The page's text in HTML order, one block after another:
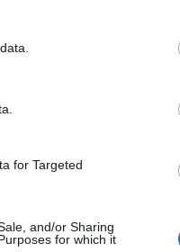
for Targeted
and/or Sharing
for which it